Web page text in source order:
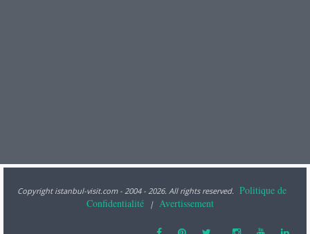
Copyright istanbul-visit.com - 2004 - 2026. All rights reserved.
Politique de
Confidentialité
| Avertissement